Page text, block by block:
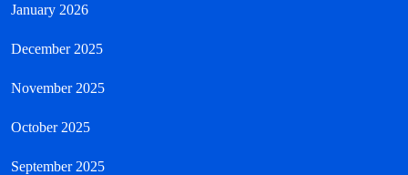
January 2026
December 2025
November 2025
October 2025
September 2025